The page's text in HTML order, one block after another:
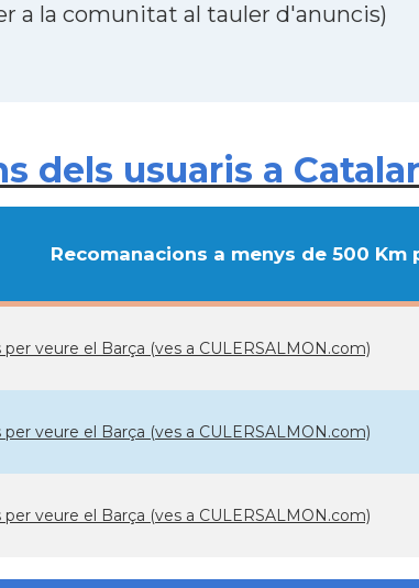
a la comunitat al tauler d'anuncis)
dels usuaris a
Recomanacions a menys de 500
per veure el Barça (ves a CULERSALMON.com)
per veure el Barça (ves a CULERSALMON.com)
per veure el Barça (ves a CULERSALMON.com)